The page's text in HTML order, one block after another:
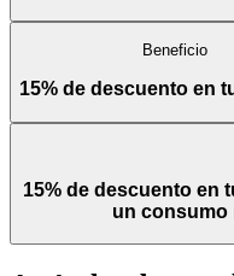
Beneficio
15% de descuento en
15% de descuento en
un consumo